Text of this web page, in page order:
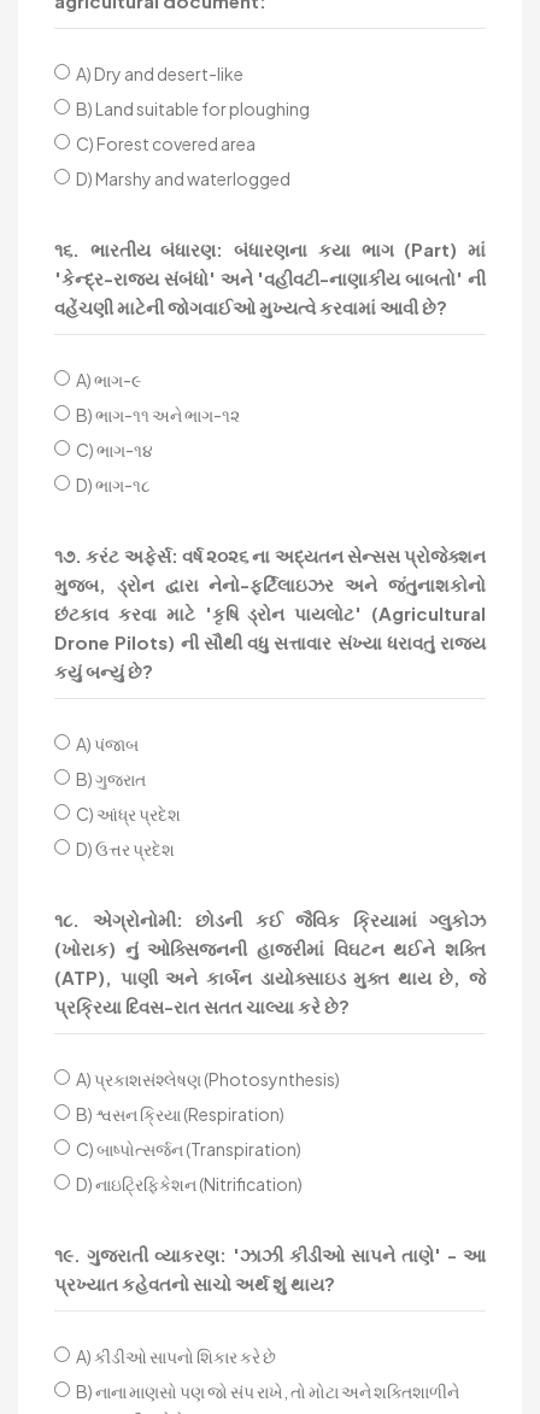
A) Dry and desert-like
B) Land suitable for ploughing
C) Forest covered area
D) Marshy and waterlogged
૧૬. ભારતીય બંધારણ: બંધારણના કયા ભાગ (Part) માં
'કેન્દ્ર-રાજ્ય સંબંધો' અને 'વહીવટી-નાણાકીય બાબતો' ની
વહેંચણી માટેની જોગવાઈઓ મુખ્યત્વે કરવામાં આવી છે?
A) ભાગ-૯
B) ભાગ-૧૧ અને ભાગ-૧૨
C) ભાગ-૧૪
D) ભાગ-૧૮
૧૭. કરંટ અફેર્સ: વર્ષ ૨૦૨૬ ના અદ્યતન સેન્સસ પ્રોજેક્શન
મુજબ, ડ્રોન દ્વારા નેનો-ફર્ટિલાઇઝર અને જંતુનાશકોનો
છંટકાવ કરવા માટે 'કૃષિ ડ્રોન પાયલોટ' (Agricultural
Drone Pilots) ની સૌથી વધુ સત્તાવાર સંખ્યા ધરાવતું રાજ્ય
કયું બન્યું છે?
A) પંજાબ
B) ગુજરાત
C) આંધ્ર પ્રદેશ
D) ઉત્તર પ્રદેશ
૧૮. એગ્રોનોમી: છોડની કઈ જૈવિક ક્રિયામાં ગ્લુકોઝ
(ખોરાક) નું ઓક્સિજનની હાજરીમાં વિઘટન થઈને શક્તિ
(ATP), પાણી અને કાર્બન ડાયોક્સાઇડ મુક્ત થાય છે, જે
પ્રક્રિયા દિવસ-રાત સતત ચાલ્યા કરે છે?
A) પ્રકાશસંશ્લેષણ (Photosynthesis)
B) શ્વસન ક્રિયા (Respiration)
C) બાષ્પોત્સર્જન (Transpiration)
D) નાઇટ્રિફિકેશન (Nitrification)
૧૯. ગુજરાતી વ્યાકરણ: 'ઝાઝી કીડીઓ સાપને તાણે' - આ
પ્રખ્યાત કહેવતનો સાચો અર્થ શું થાય?
A) કીડીઓ સાપનો શિકાર કરે છે
B) નાના માણસો પણ જો સંપ રાખે, તો મોટા અને શક્તિશાળીને